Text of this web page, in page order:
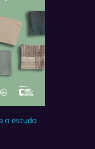
o estudo